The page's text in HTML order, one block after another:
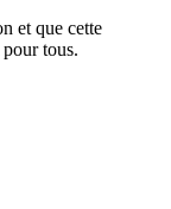
et que cette
tous.